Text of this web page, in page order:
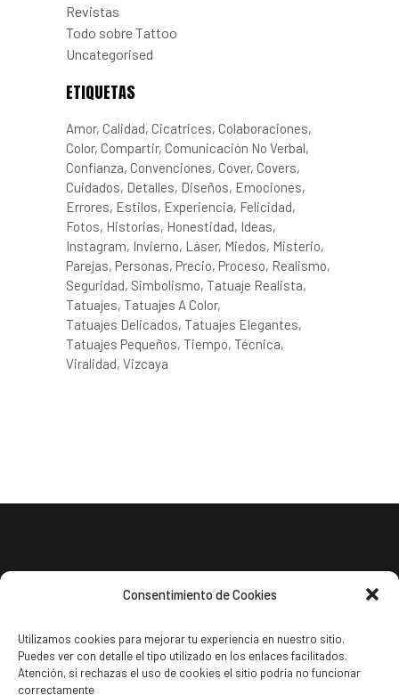
Consentimiento de Cookies
Utilizamos cookies para mejorar tu experiencia en nuestro sitio.
Puedes ver con detalle el tipo utilizado en los enlaces facilitados.
Atención, si rechazas el uso de cookies el sitio podría no funcionar
correctamente
Revistas
Todo sobre Tattoo
Uncategorised
ETIQUETAS
Amor Calidad Cicatrices Colaboraciones
Color Compartir Comunicación No Verbal
Confianza Convenciones Cover Covers
Cuidados Detalles Diseños Emociones
Errores Estilos Experiencia Felicidad
Fotos Historias Honestidad Ideas
Instagram Invierno Láser Miedos Misterio
Parejas Personas Precio Proceso Realismo
Seguridad Simbolismo Tatuaje Realista
Tatuajes Tatuajes A Color
Tatuajes Delicados Tatuajes Elegantes
Tatuajes Pequeños Tiempo Técnica
Viralidad Vizcaya
Política de cookies
Politica de privacidad